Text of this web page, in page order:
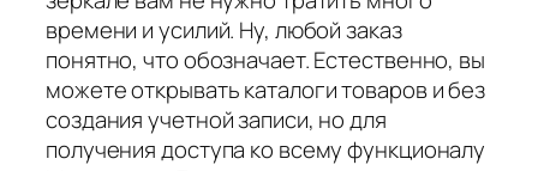
времени и усилий. Ну, любой заказ
понятно, что обозначает. Естественно, вы
можете открывать каталоги товаров и без
создания учетной записи, но для
получения доступа ко всему функционалу